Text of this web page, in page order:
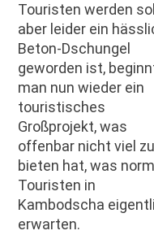
Touristen werden
aber leider ein
Beton-Dschungel
geworden ist,
man nun wieder ein
touristisches
Großprojekt, was
offenbar nicht viel zu
bieten hat, was
Touristen in
Kambodscha
erwarten.